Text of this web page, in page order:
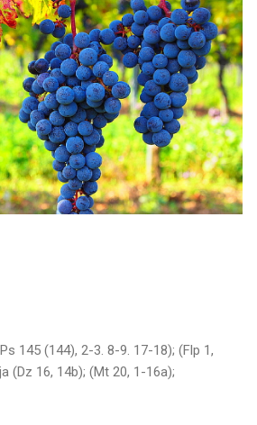
145 (144), 2-3. 8-9. 17-18); (Flp 1,
(Dz 16, 14b); (Mt 20, 1-16a);